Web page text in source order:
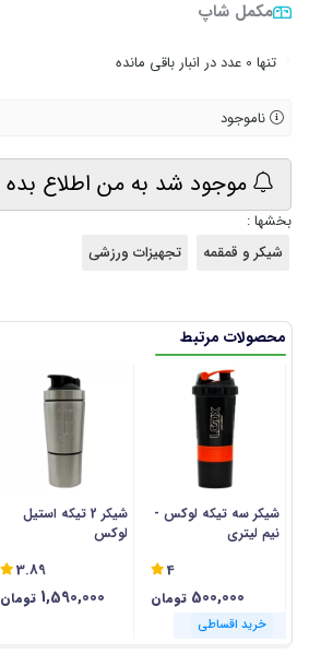
مکمل شاپ
تنها 0 عدد در انبار باقی مانده
ناموجود
موجود شد به من اطلاع بده
بخشها :
شیکر و قمقمه
تجهیزات ورزشی
محصولات مرتبط
شیکر سه تیکه لوکس -
نیم لیتری
4
500,000 تومان
خرید اقساطی
شیکر 2 تیکه استیل
لوکس
3.89
1,590,000 تومان
خرید اقساطی